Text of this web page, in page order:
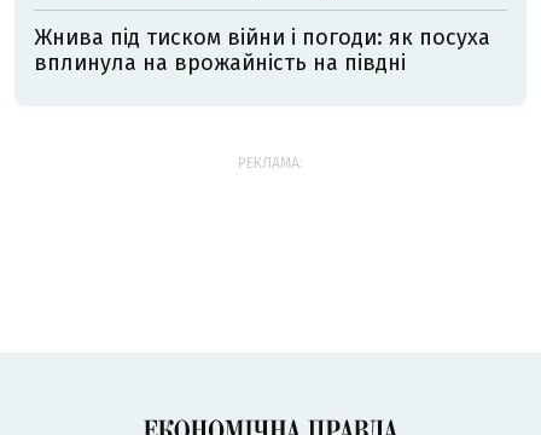
Жнива під тиском війни і погоди: як посуха
вплинула на врожайність на півдні
РЕКЛАМА: